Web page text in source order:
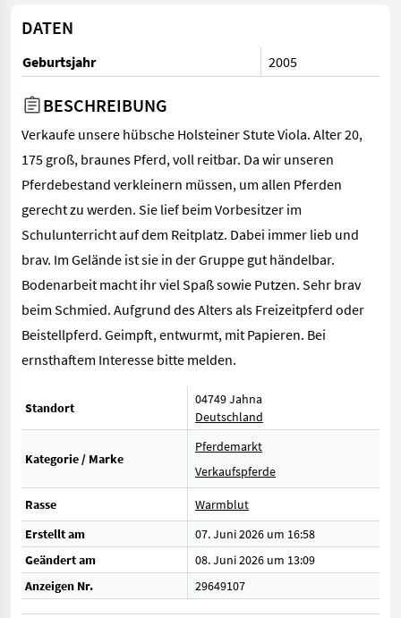
DATEN
Geburtsjahr 2005
BESCHREIBUNG
Verkaufe unsere hübsche Holsteiner Stute Viola. Alter 20,
175 groß, braunes Pferd, voll reitbar. Da wir unseren
Pferdebestand verkleinern müssen, um allen Pferden
gerecht zu werden. Sie lief beim Vorbesitzer im
Schulunterricht auf dem Reitplatz. Dabei immer lieb und
brav. Im Gelände ist sie in der Gruppe gut händelbar.
Bodenarbeit macht ihr viel Spaß sowie Putzen. Sehr brav
beim Schmied. Aufgrund des Alters als Freizeitpferd oder
Beistellpferd. Geimpft, entwurmt, mit Papieren. Bei
ernsthaftem Interesse bitte melden.
Standort
04749 Jahna
Deutschland
Kategorie / Marke
Pferdemarkt
Verkaufspferde
Rasse
Warmblut
Erstellt am
07. Juni 2026 um 16:58
Geändert am
08. Juni 2026 um 13:09
Anzeigen Nr.
29649107